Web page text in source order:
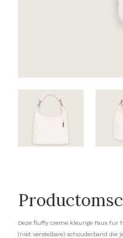
Deze fluffy creme kleurige Faux fur
(niet verstelbare) schouderband die